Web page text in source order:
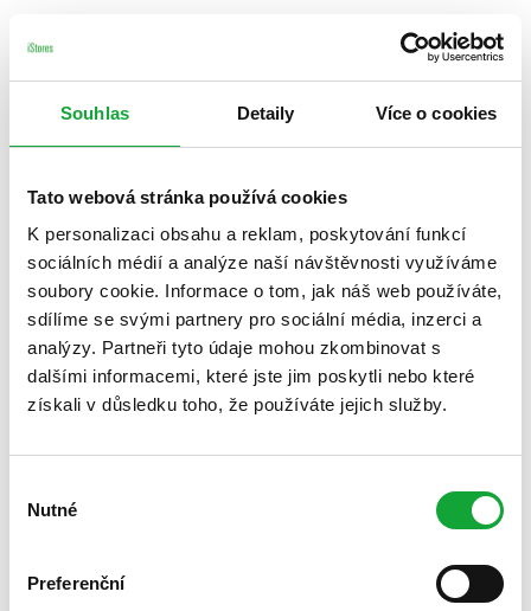
Souhlas Detaily Více o cookies
Tato webová stránka používá cookies
K personalizaci obsahu a reklam, poskytování funkcí
sociálních médií a analýze naší návštěvnosti využíváme
soubory cookie. Informace o tom, jak náš web používáte,
sdílíme se svými partnery pro sociální média, inzerci a
analýzy. Partneři tyto údaje mohou zkombinovat s
dalšími informacemi, které jste jim poskytli nebo které
získali v důsledku toho, že používáte jejich služby.
souhlasu
Nutné
Preferenční